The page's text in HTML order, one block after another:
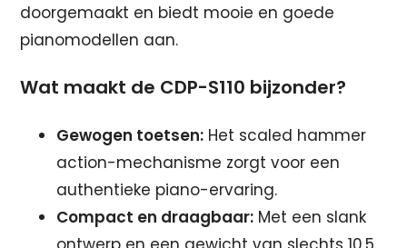
doorgemaakt en biedt mooie en goede
pianomodellen aan.
Wat maakt de CDP-S110 bijzonder?
Gewogen toetsen: Het scaled hammer
action-mechanisme zorgt voor een
authentieke piano-ervaring.
Compact en draagbaar: Met een slank